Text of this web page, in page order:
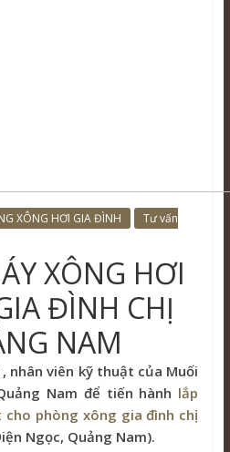
XÔNG HƠI GIA ĐÌNH
Tư vấn
XÔNG HƠI
ĐÌNH CHỊ
NAM
nhân viên kỹ thuật của Muối
Nam để tiến hành lắp
phòng xông gia đình chị
Ngọc, Quảng Nam).